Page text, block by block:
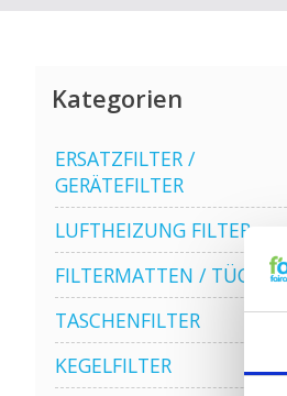
Kategorien
ERSATZFILTER /
GERÄTEFILTER
LUFTHEIZUNG FILTER
FILTERMATTEN / TÜCHER
TASCHENFILTER
KEGELFILTER